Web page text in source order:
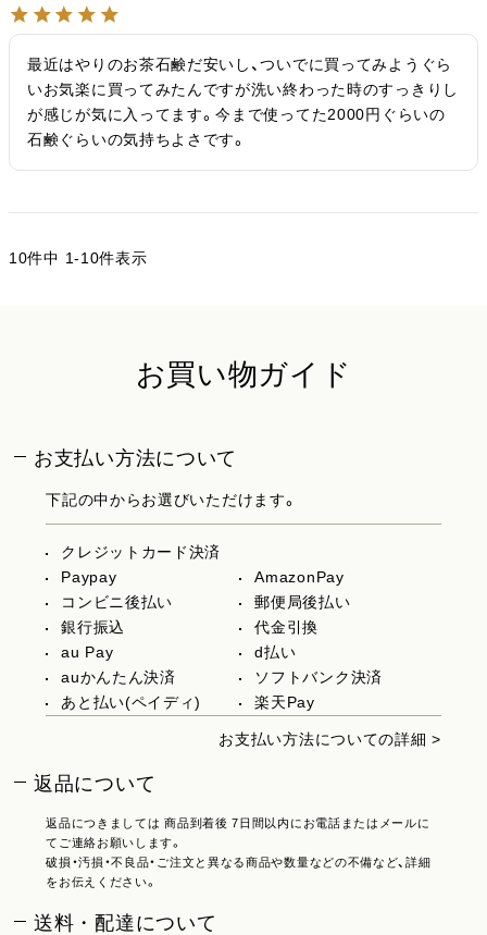
最近はやりのお茶石鹸だ安いし、ついでに買ってみようぐら
いお気楽に買ってみたんですが洗い終わった時のすっきりし
が感じが気に入ってます。今まで使ってた2000円ぐらいの
石鹸ぐらいの気持ちよさです。
10件中 1-10件表示
お買い物ガイド
お支払い方法について
下記の中からお選びいただけます。
クレジットカード決済
Paypay
AmazonPay
コンビニ後払い
郵便局後払い
銀行振込
代金引換
au Pay
d払い
auかんたん決済
ソフトバンク決済
あと払い(ペイディ)
楽天Pay
お支払い方法についての詳細 >
返品について
返品につきましては 商品到着後 7日間以内にお電話またはメールに
てご連絡お願いします。
破損・汚損・不良品・ご注文と異なる商品や数量などの不備など、詳細
をお伝えください。
送料・配達について